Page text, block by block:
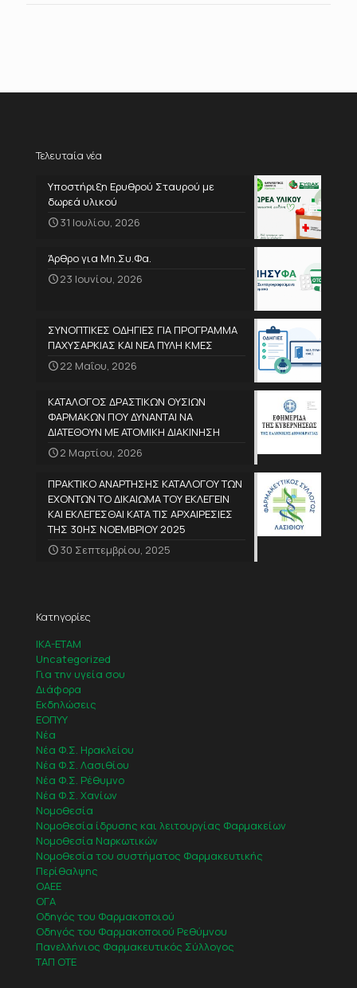
Τελευταία νέα
Υποστήριξη Ερυθρού Σταυρού με
δωρεά υλικού
31 Ιουλίου, 2026
Άρθρο για Μη.Συ.Φα.
23 Ιουνίου, 2026
ΣΥΝΟΠΤΙΚΕΣ ΟΔΗΓΙΕΣ ΓΙΑ ΠΡΟΓΡΑΜΜΑ
ΠΑΧΥΣΑΡΚΙΑΣ ΚΑΙ ΝΕΑ ΠΥΛΗ ΚΜΕΣ
22 Μαΐου, 2026
ΚΑΤΑΛΟΓΟΣ ΔΡΑΣΤΙΚΩΝ ΟΥΣΙΩΝ
ΦΑΡΜΑΚΩΝ ΠΟΥ ΔΥΝΑΝΤΑΙ ΝΑ
ΔΙΑΤΕΘΟΥΝ ΜΕ ΑΤΟΜΙΚΗ ΔΙΑΚΙΝΗΣΗ
2 Μαρτίου, 2026
ΠΡΑΚΤΙΚΟ ΑΝΑΡΤΗΣΗΣ ΚΑΤΑΛΟΓΟΥ ΤΩΝ
ΕΧΟΝΤΩΝ ΤΟ ΔΙΚΑΙΩΜΑ ΤΟΥ ΕΚΛΕΓΕΙΝ
ΚΑΙ ΕΚΛΕΓΕΣΘΑΙ ΚΑΤΑ ΤΙΣ ΑΡΧΑΙΡΕΣΙΕΣ
ΤΗΣ 30ΗΣ ΝΟΕΜΒΡΙΟΥ 2025
30 Σεπτεμβρίου, 2025
Κατηγορίες
IKA-ETAM
Uncategorized
Για την υγεία σου
Διάφορα
Εκδηλώσεις
ΕΟΠΥΥ
Νέα
Νέα Φ.Σ. Ηρακλείου
Νέα Φ.Σ. Λασιθίου
Νέα Φ.Σ. Ρέθυμνο
Νέα Φ.Σ. Χανίων
Νομοθεσία
Νομοθεσία ίδρυσης και λειτουργίας Φαρμακείων
Νομοθεσία Ναρκωτικών
Νομοθεσία του συστήματος Φαρμακευτικής
Περίθαλψης
ΟΑΕΕ
ΟΓΑ
Οδηγός του Φαρμακοποιού
Οδηγός του Φαρμακοποιού Ρεθύμνου
Πανελλήνιος Φαρμακευτικός Σύλλογος
ΤΑΠ ΟΤΕ